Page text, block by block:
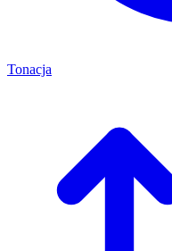
Tonacja